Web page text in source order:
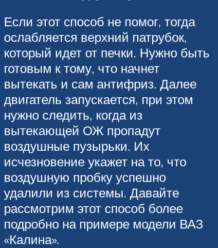
Если этот способ не помог, тогда
ослабляется верхний патрубок,
который идет от печки. Нужно быть
готовым к тому, что начнет
вытекать и сам антифриз. Далее
двигатель запускается, при этом
нужно следить, когда из
вытекающей ОЖ пропадут
воздушные пузырьки. Их
исчезновение укажет на то, что
воздушную пробку успешно
удалили из системы. Давайте
рассмотрим этот способ более
подробно на примере модели ВАЗ
«Калина».